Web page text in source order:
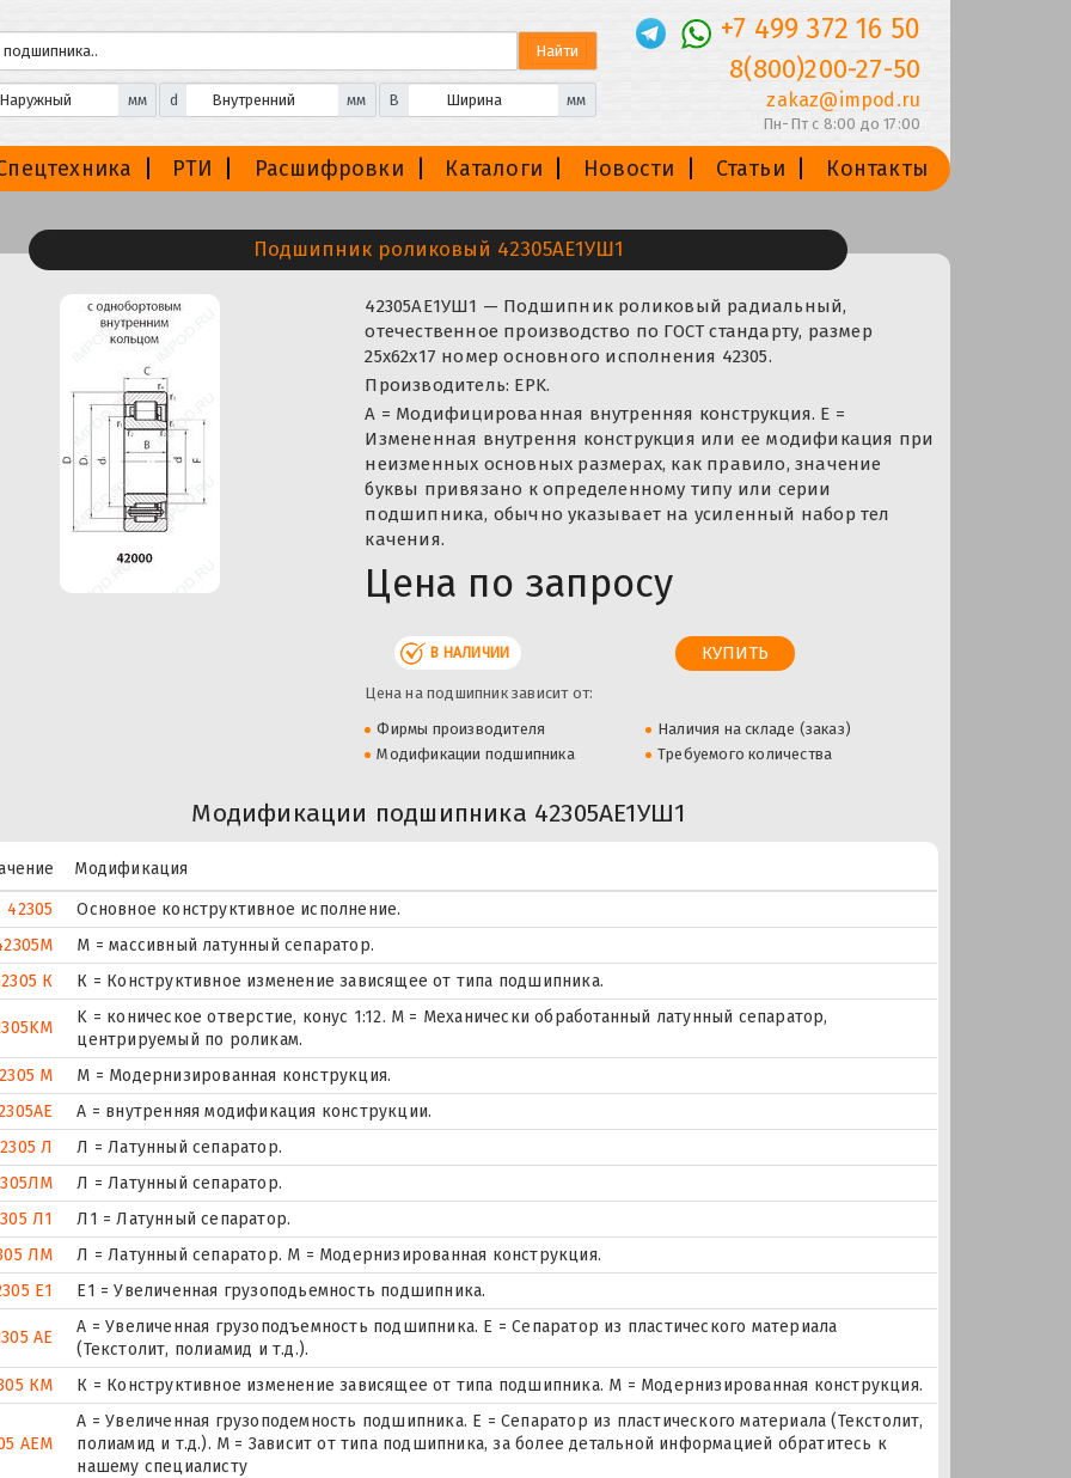
мм d мм B мм
+7 499 372 16 50
8(800)200-27-50
zakaz@impod.ru
Пн-Пт с 8:00 до 17:00
РТИ Расшифровки Каталоги Новости Статьи Контакты
Подшипник роликовый 42305AE1УШ1
42305AE1УШ1 — Подшипник роликовый радиальный,
отечественное производство по ГОСТ стандарту, размер
25x62x17 номер основного исполнения 42305.
Производитель: EPK.
A = Модифицированная внутренняя конструкция. Е =
Измененная внутрення конструкция или ее модификация при
неизменных основных размерах, как правило, значение
буквы привязано к определенному типу или серии
подшипника, обычно указывает на усиленный набор тел
качения.
Цена по запросу
В НАЛИЧИИ
Цена на подшипник зависит от:
Фирмы производителя
Наличия на складе (заказ)
Модификации подшипника
Требуемого количества
Модификации подшипника 42305AE1УШ1
Модификация
42305
Основное конструктивное исполнение.
M = массивный латунный сепаратор.
К
К = Конструктивное изменение зависящее от типа подшипника.
K = коническое отверстие, конус 1:12. М = Механически обработанный латунный сепаратор,
центрируемый по роликам.
М
М = Модернизированная конструкция.
A = внутренняя модификация конструкции.
Л
Л = Латунный сепаратор.
Л = Латунный сепаратор.
Л1
Л1 = Латунный сепаратор.
ЛМ
Л = Латунный сепаратор. М = Модернизированная конструкция.
Е1
E1 = Увеличенная грузоподьемность подшипника.
АЕ
А = Увеличенная грузоподъемность подшипника. Е = Сепаратор из пластического материала
(Текстолит, полиамид и т.д.).
КМ
К = Конструктивное изменение зависящее от типа подшипника. М = Модернизированная конструкция.
АЕМ
А = Увеличенная грузоподемность подшипника. Е = Сепаратор из пластического материала (Текстолит,
полиамид и т.д.). М = Зависит от типа подшипника, за более детальной информацией обратитесь к
нашему специалисту